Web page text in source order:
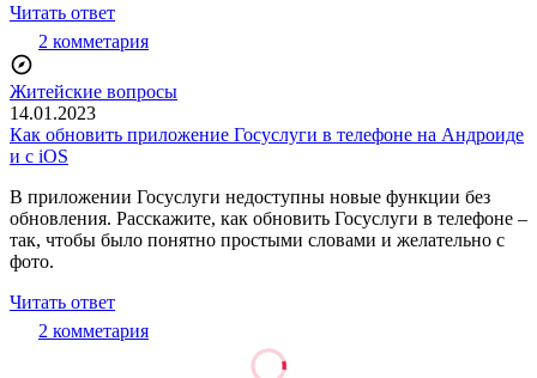
Читать ответ
2 комметария
Житейские вопросы
14.01.2023
Как обновить приложение Госуслуги в телефоне на Андроиде
и с iOS
В приложении Госуслуги недоступны новые функции без
обновления. Расскажите, как обновить Госуслуги в телефоне –
так, чтобы было понятно простыми словами и желательно с
фото.
Читать ответ
2 комметария